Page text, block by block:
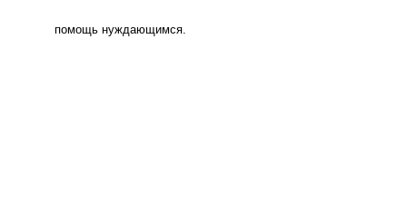
помощь нуждающимся.